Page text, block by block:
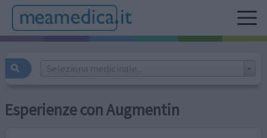
Seleziona medicinale...
Esperienze con Augmentin